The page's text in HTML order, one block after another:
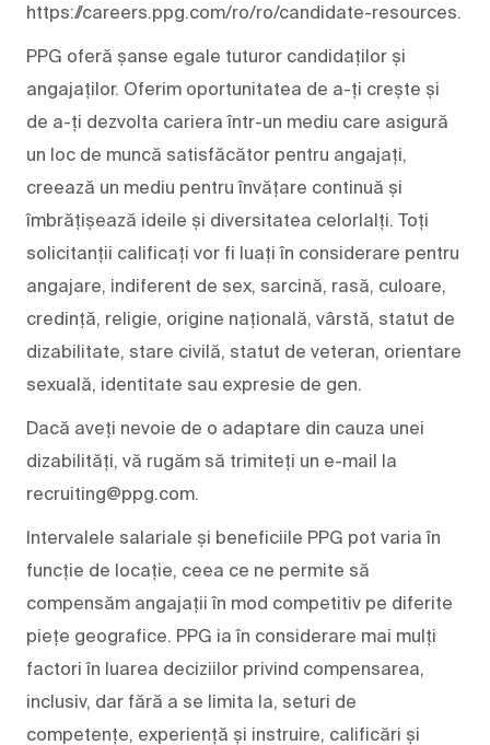
https://careers.ppg.com/ro/ro/candidate-resources.
PPG oferă șanse egale tuturor candidaților și
angajaților. Oferim oportunitatea de a-ți crește și
de a-ți dezvolta cariera într-un mediu care asigură
un loc de muncă satisfăcător pentru angajați,
creează un mediu pentru învățare continuă și
îmbrățișează ideile și diversitatea celorlalți. Toți
solicitanții calificați vor fi luați în considerare pentru
angajare, indiferent de sex, sarcină, rasă, culoare,
credință, religie, origine națională, vârstă, statut de
dizabilitate, stare civilă, statut de veteran, orientare
sexuală, identitate sau expresie de gen.
Dacă aveți nevoie de o adaptare din cauza unei
dizabilități, vă rugăm să trimiteți un e-mail la
recruiting@ppg.com.
Intervalele salariale și beneficiile PPG pot varia în
funcție de locație, ceea ce ne permite să
compensăm angajații în mod competitiv pe diferite
piețe geografice. PPG ia în considerare mai mulți
factori în luarea deciziilor privind compensarea,
inclusiv, dar fără a se limita la, seturi de
competențe, experiență și instruire, calificări și